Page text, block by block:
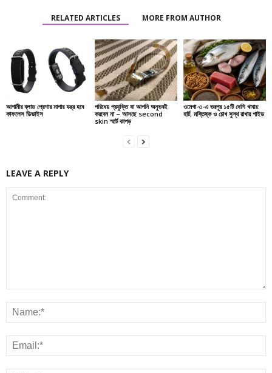
RELATED ARTICLES MORE FROM AUTHOR
আগামীর ব্লাড প্রেশার মাপার যন্ত্র হবে
কাফলেস ডিভাইস
পরিধেয় প্রযুক্তি যা আপনি অনুভবই
করবেন না – আসছে second
skin স্মার্ট কাপড়
ওমেগা-৩-এ ভরপুর ১৫টি দেশি খাবার:
হার্ট, মস্তিষ্ক ও চোখ সুস্থ রাখার গাইড
LEAVE A REPLY